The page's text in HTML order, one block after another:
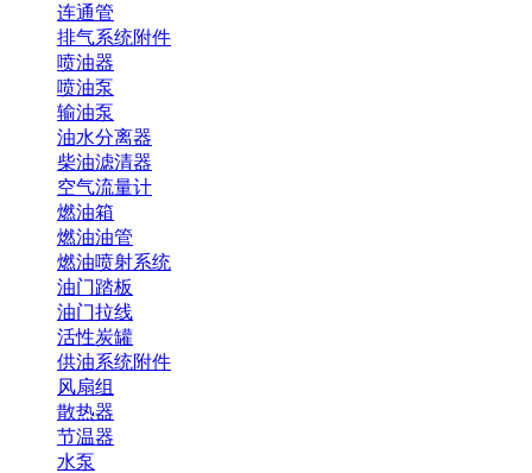
连通管
排气系统附件
喷油器
喷油泵
输油泵
油水分离器
柴油滤清器
空气流量计
燃油箱
燃油油管
燃油喷射系统
油门踏板
油门拉线
活性炭罐
供油系统附件
风扇组
散热器
节温器
水泵